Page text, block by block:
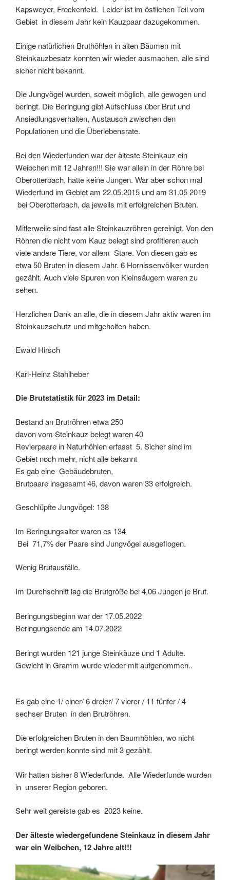
Kapsweyer, Freckenfeld. Leider ist im östlichen Teil vom
Gebiet in diesem Jahr kein Kauzpaar dazugekommen.
Einige natürlichen Bruthöhlen in alten Bäumen mit
Steinkauzbesatz konnten wir wieder ausmachen, alle sind
sicher nicht bekannt.
Die Jungvögel wurden, soweit möglich, alle gewogen und
beringt. Die Beringung gibt Aufschluss über Brut und
Ansiedlungsverhalten, Austausch zwischen den
Populationen und die Überlebensrate.
Bei den Wiederfunden war der älteste Steinkauz ein
Weibchen mit 12 Jahren!!! Sie war allein in der Röhre bei
Oberotterbach, hatte keine Jungen. War aber schon mal
Wiederfund im Gebiet am 22.05.2015 und am 31.05 2019
bei Oberotterbach, da jeweils mit erfolgreichen Bruten.
Mitlerweile sind fast alle Steinkauzröhren gereinigt. Von den
Röhren die nicht vom Kauz belegt sind profitieren auch
viele andere Tiere, vor allem Stare. Von diesen gab es
etwa 50 Bruten in diesem Jahr. 6 Hornissenvölker wurden
gezählt. Auch viele Spuren von Kleinsäugern waren zu
sehen.
Herzlichen Dank an alle, die in diesem Jahr aktiv waren im
Steinkauzschutz und mitgeholfen haben.
Ewald Hirsch
Karl-Heinz Stahlheber
Die Brutstatistik für 2023 im Detail:
Bestand an Brutröhren etwa 250
davon vom Steinkauz belegt waren 40
Revierpaare in Naturhöhlen erfasst 5. Sicher sind im
Gebiet noch mehr, nicht alle bekannt
Es gab eine Gebäudebruten,
Brutpaare insgesamt 46, davon waren 33 erfolgreich.
Geschlüpfte Jungvögel: 138
Im Beringungsalter waren es 134
Bei 71,7% der Paare sind Jungvögel ausgeflogen.
Wenig Brutausfälle.
Im Durchschnitt lag die Brutgröße bei 4,06 Jungen je Brut.
Beringungsbeginn war der 17.05.2022
Beringungsende am 14.07.2022
Beringt wurden 121 junge Steinkäuze und 1 Adulte.
Gewicht in Gramm wurde wieder mit aufgenommen..
Es gab eine 1/ einer/ 6 dreier/ 7 vierer / 11 fünfer / 4
sechser Bruten in den Brutröhren.
Die erfolgreichen Bruten in den Baumhöhlen, wo nicht
beringt werden konnte sind mit 3 gezählt.
Wir hatten bisher 8 Wiederfunde. Alle Wiederfunde wurden
in unserer Region geboren.
Sehr weit gereiste gab es 2023 keine.
Der älteste wiedergefundene Steinkauz in diesem Jahr
war ein Weibchen, 12 Jahre alt!!!